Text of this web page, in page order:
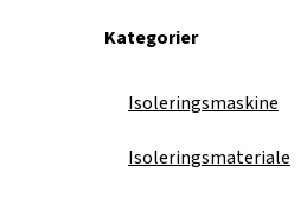
Kategorier
Isoleringsmaskine
Isoleringsmateriale